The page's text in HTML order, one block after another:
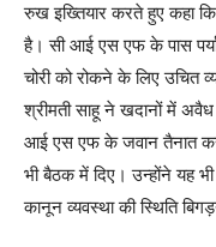
रुख इख्तियार करते हुए कहा
है। सी आई एस एफ के पास
चोरी को रोकने के लिए उचित
श्रीमती साहू ने खदानों में
आई एस एफ के जवान तैनात कर
भी बैठक में दिए। उन्होंने यह
कानून व्यवस्था की स्थिति